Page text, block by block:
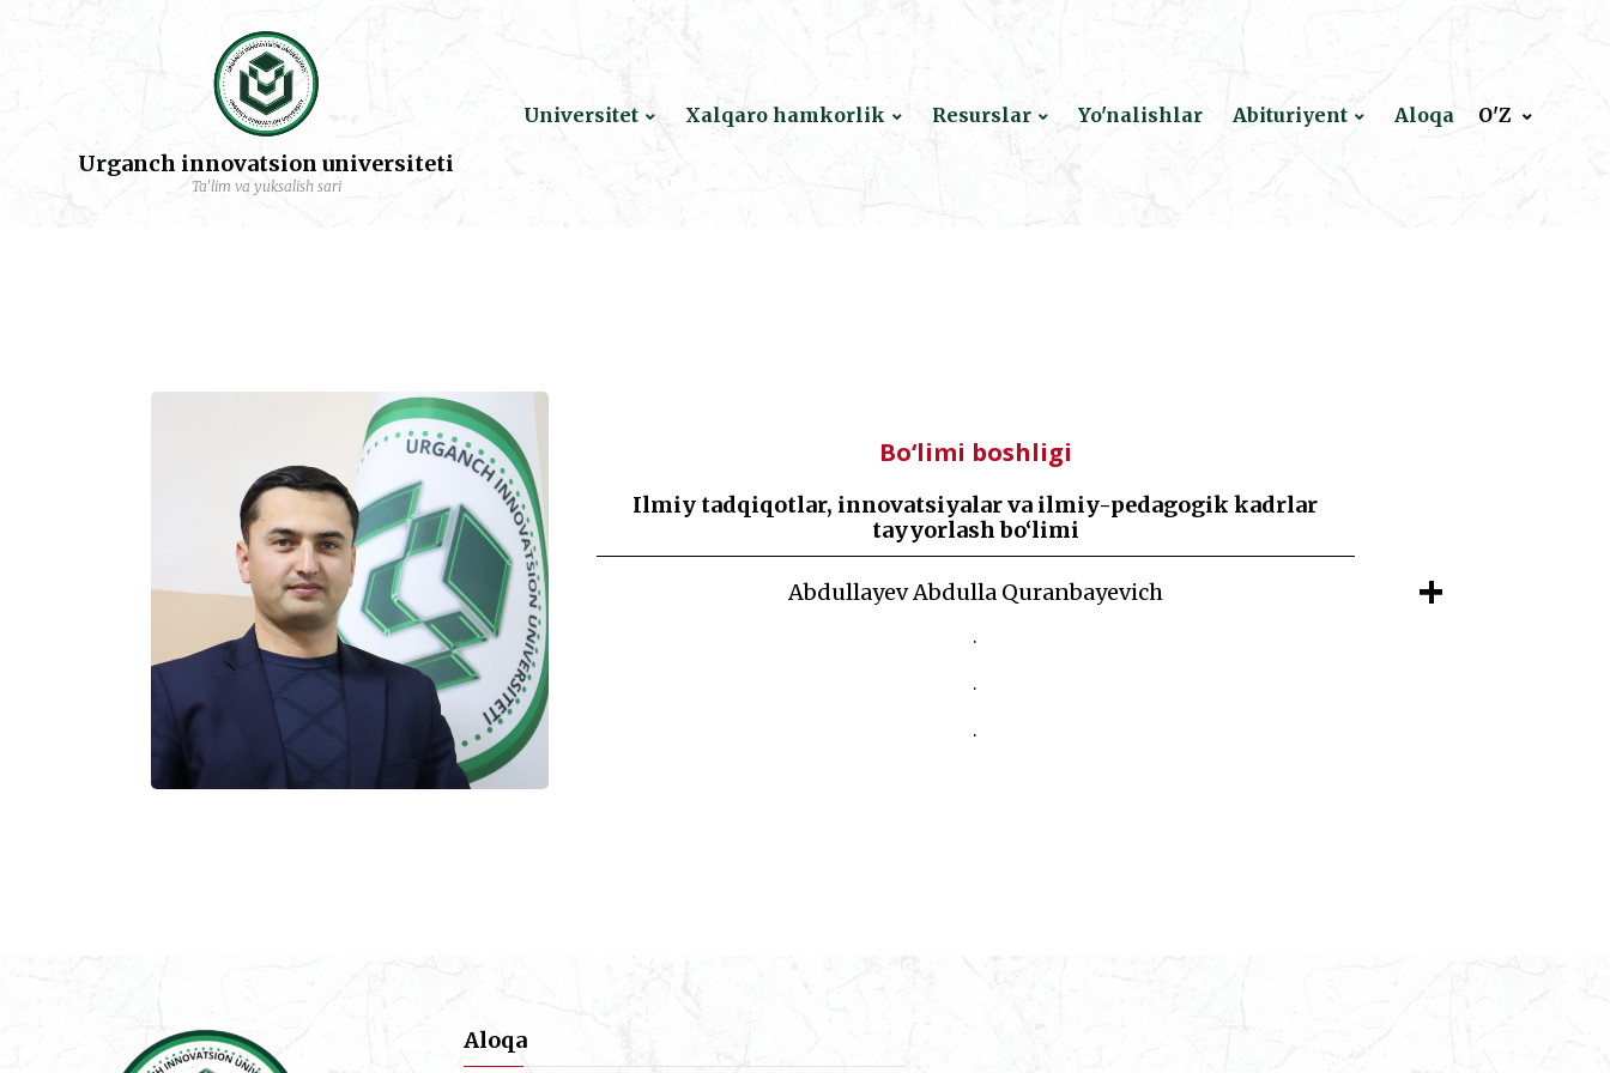
Urganch innovatsion universiteti
Ta'lim va yuksalish sari
Universitet Xalqaro hamkorlik Resurslar Yo'nalishlar Abituriyent Aloqa O'Z
Bo‘limi boshligi
Ilmiy tadqiqotlar, innovatsiyalar va ilmiy-pedagogik kadrlar
tayyorlash bo‘limi
Abdullayev Abdulla Quranbayevich
.
.
.
+
Aloqa